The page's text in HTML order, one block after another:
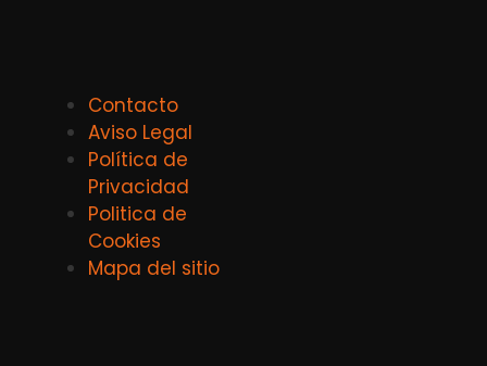
Contacto
Aviso Legal
Política de
Privacidad
Politica de
Cookies
Mapa del sitio